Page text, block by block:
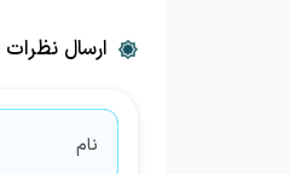
ارسال نظرات